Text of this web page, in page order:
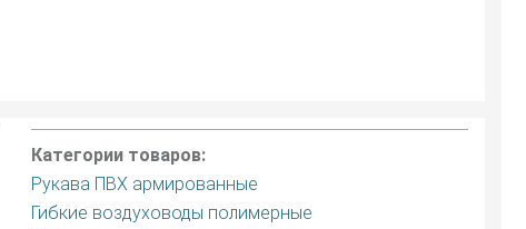
Категории товаров:
Рукава ПВХ армированные
Гибкие воздуховоды полимерные